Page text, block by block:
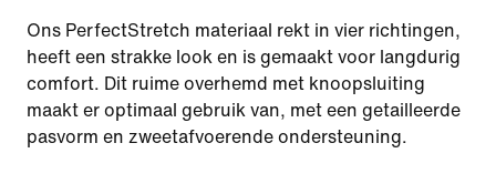
Ons PerfectStretch materiaal rekt in vier richtingen,
heeft een strakke look en is gemaakt voor langdurig
comfort. Dit ruime overhemd met knoopsluiting
maakt er optimaal gebruik van, met een getailleerde
pasvorm en zweetafvoerende ondersteuning.